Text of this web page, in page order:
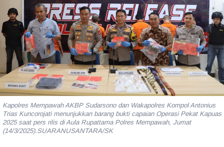
Kapolres Mempawah AKBP Sudarsono dan Wakapolres Kompol Antonius
Trias Kuncorojati menunjukkan barang bukti capaian Operasi Pekat Kapuas
2025 saat pers rilis di Aula Rupattama Polres Mempawah, Jumat
(14/3/2025).SUARANUSANTARA/SK